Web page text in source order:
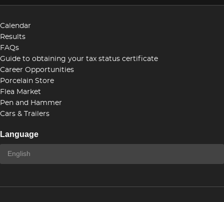
Calendar
Results
FAQs
Guide to obtaining your tax status certificate
Career Opportunities
Porcelain Store
Flea Market
Pen and Hammer
Cars & Trailers
Language